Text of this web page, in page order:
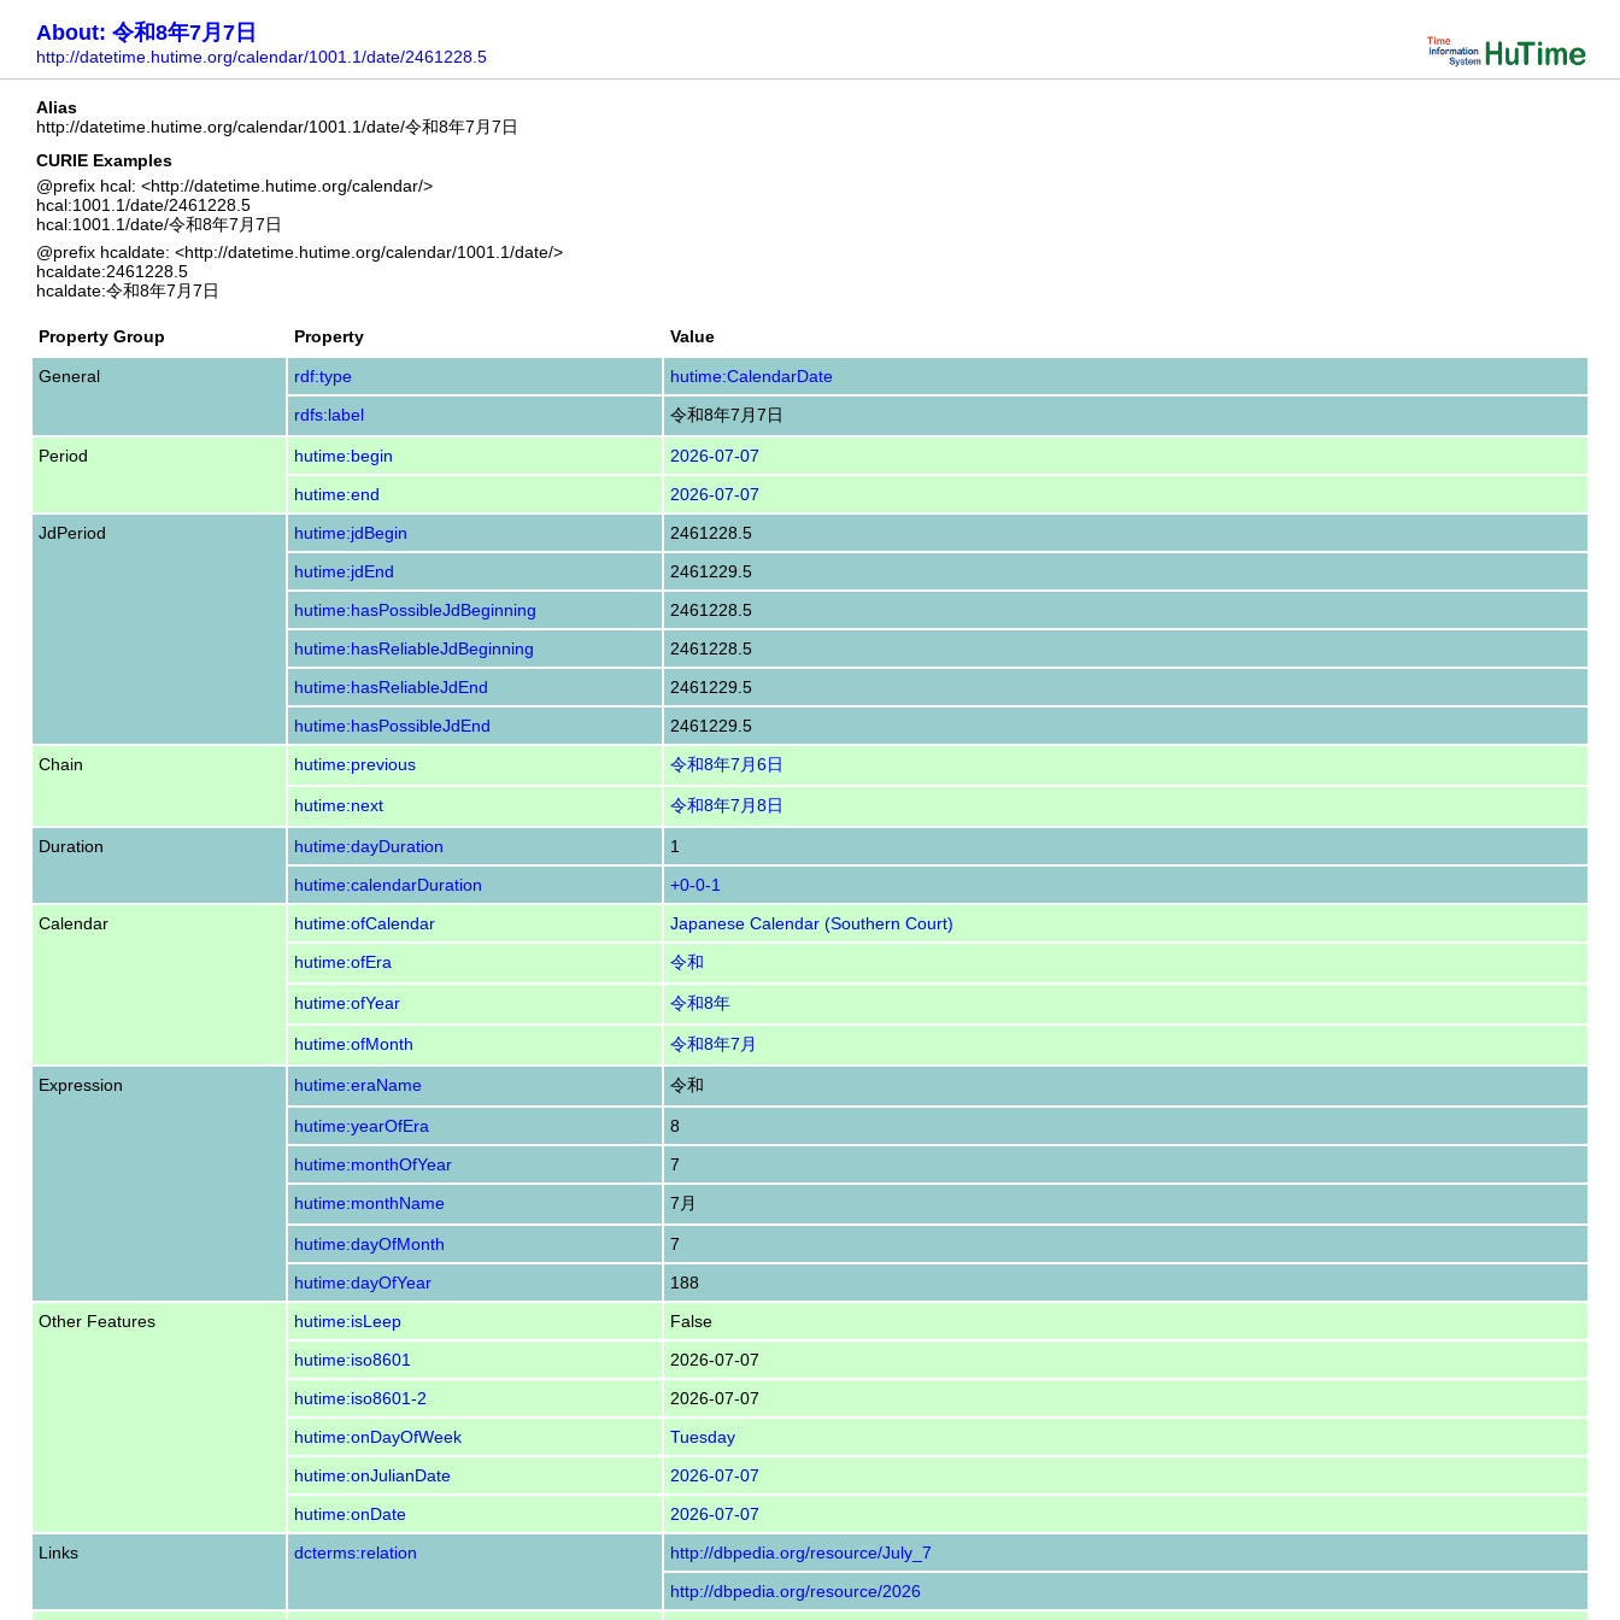
About: 令和8年7月7日
http://datetime.hutime.org/calendar/1001.1/date/2461228.5
Alias
http://datetime.hutime.org/calendar/1001.1/date/令和8年7月7日
CURIE Examples
@prefix hcal: <http://datetime.hutime.org/calendar/>
hcal:1001.1/date/2461228.5
hcal:1001.1/date/令和8年7月7日
@prefix hcaldate: <http://datetime.hutime.org/calendar/1001.1/date/>
hcaldate:2461228.5
hcaldate:令和8年7月7日
Property Group Property Value
General rdf:type
hutime:CalendarDate
rdfs:label
令和8年7月7日
Period hutime:begin
2026-07-07
hutime:end
2026-07-07
JdPeriod
hutime:jdBegin
2461228.5
hutime:jdEnd
2461229.5
hutime:hasPossibleJdBeginning
2461228.5
hutime:hasReliableJdBeginning
2461228.5
hutime:hasReliableJdEnd
2461229.5
hutime:hasPossibleJdEnd
2461229.5
Chain
hutime:previous 令和8年7月6日
hutime:next 令和8年7月8日
Duration hutime:dayDuration
1
hutime:calendarDuration
+0-0-1
Calendar
hutime:ofCalendar
Japanese Calendar (Southern Court)
hutime:ofEra
令和
hutime:ofYear 令和8年
hutime:ofMonth 令和8年7月
Expression hutime:eraName 令和
hutime:yearOfEra
8
hutime:monthOfYear
7
hutime:monthName
7月
hutime:dayOfMonth
7
hutime:dayOfYear
188
Other Features
hutime:isLeep
False
hutime:iso8601
2026-07-07
hutime:iso8601-2
2026-07-07
hutime:onDayOfWeek
Tuesday
hutime:onJulianDate
2026-07-07
hutime:onDate
2026-07-07
Links
dcterms:relation
http://dbpedia.org/resource/July_7
http://dbpedia.org/resource/2026